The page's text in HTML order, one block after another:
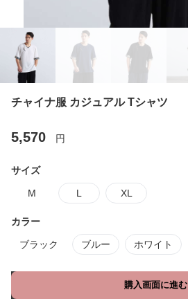
チャイナ服 カジュアル Tシャツ
5,570 円
サイズ
M L XL
カラー
ブラック ブルー ホワイト
購入画面に進む